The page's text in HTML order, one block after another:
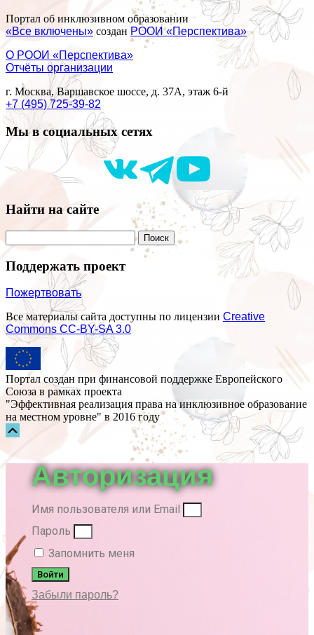
Портал об инклюзивном образовании
«Все включены» создан РООИ «Перспектива»
О РООИ «Перспектива»
Отчёты организации
г. Москва, Варшавское шоссе, д. 37А, этаж 6-й
+7 (495) 725-39-82
Мы в социальных сетях
Найти на сайте
Поддержать проект
Пожертвовать
Все материалы сайта доступны по лицензии Creative
Commons СС-BY-SA 3.0
Портал создан при финансовой поддержке Европейского
Союза в рамках проекта
"Эффективная реализация права на инклюзивное образование
на местном уровне" в 2016 году
Авторизация
Имя пользователя или Email
Пароль
Запомнить меня
Войти
Забыли пароль?